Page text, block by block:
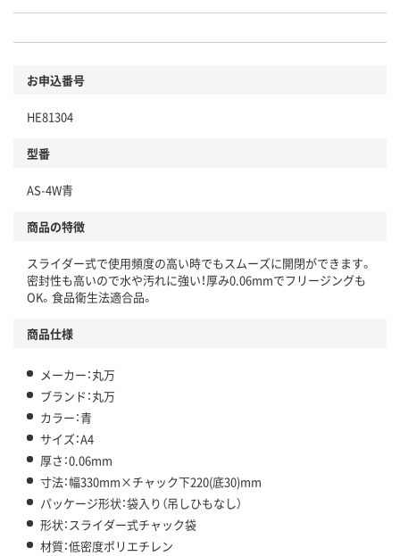
お申込番号
HE81304
型番
AS-4W青
商品の特徴
スライダー式で使用頻度の高い時でもスムーズに開閉ができます。
密封性も高いので水や汚れに強い！厚み0.06mmでフリージングも
OK。食品衛生法適合品。
商品仕様
メーカー：丸万
ブランド：丸万
カラー：青
サイズ：A4
厚さ：0.06mm
寸法：幅330mm×チャック下220(底30)mm
パッケージ形状：袋入り（吊しひもなし）
形状：スライダー式チャック袋
材質：低密度ポリエチレン